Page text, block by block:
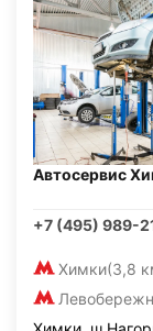
Автосервис
+7 (495) 989-
Химки(3,8